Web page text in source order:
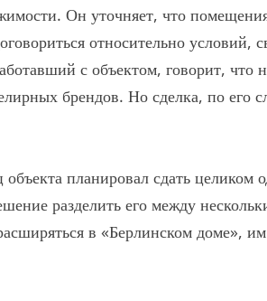
Он уточняет, что
относительно условий,
с объектом, говорит, что
брендов. Но сделка, по его
планировал сдать целиком
разделить его между
в «Берлинском доме»,